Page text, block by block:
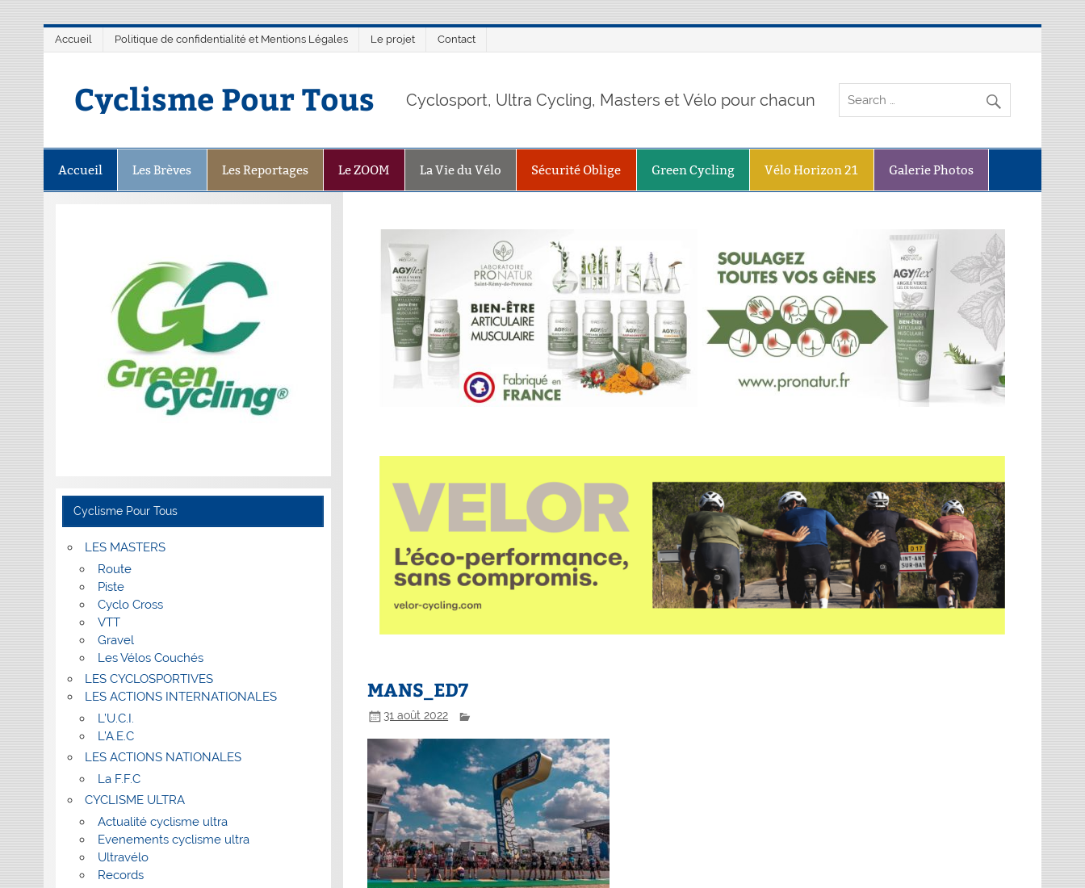
Accueil Politique de confidentialité et Mentions Légales Le projet Contact
Cyclisme Pour Tous Cyclosport, Ultra Cycling, Masters et Vélo pour chacun
Accueil Les Brèves Les Reportages Le ZOOM La Vie du Vélo Sécurité Oblige Green Cycling Vélo Horizon 21 Galerie Photos
MANS_ED7
31 août 2022
Cyclisme Pour Tous
LES MASTERS
Route
Piste
Cyclo Cross
VTT
Gravel
Les Vélos Couchés
LES CYCLOSPORTIVES
LES ACTIONS INTERNATIONALES
L’U.C.I.
L’A.E.C
LES ACTIONS NATIONALES
La F.F.C
CYCLISME ULTRA
Actualité cyclisme ultra
Evenements cyclisme ultra
Ultravélo
Records